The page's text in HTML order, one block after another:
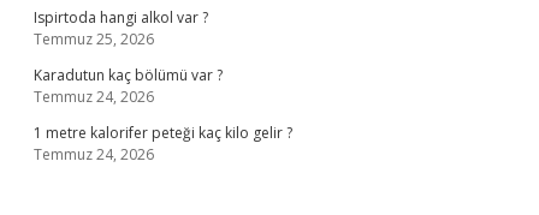
Ispirtoda hangi alkol var ?
Temmuz 25, 2026
Karadutun kaç bölümü var ?
Temmuz 24, 2026
1 metre kalorifer peteği kaç kilo gelir ?
Temmuz 24, 2026